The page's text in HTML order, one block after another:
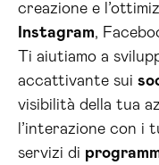
creazione e
Instagram,
Ti aiutiamo a
accattivante sui
visibilità della tua
l’interazione con i
servizi di